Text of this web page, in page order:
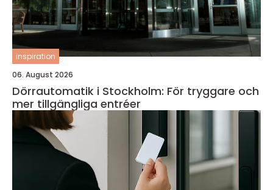
inspiration
06. August 2026
Dörrautomatik i Stockholm: För tryggare och
mer tillgängliga entréer